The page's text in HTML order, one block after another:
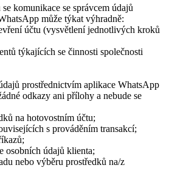
komunikace se správcem údajů
může týkat výhradně:
účtu (vysvětlení jednotlivých kroků
týkajících se činnosti společnosti
prostřednictvím aplikace WhatsApp
odkazy ani přílohy a nebude se
na hotovostním účtu;
s prováděním transakcí;
osobních údajů klienta;
nebo výběru prostředků na/z